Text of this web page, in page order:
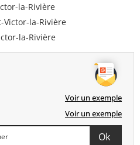
la-Rivière
Victor-la-Rivière
la-Rivière
Voir un exemple
Voir un exemple